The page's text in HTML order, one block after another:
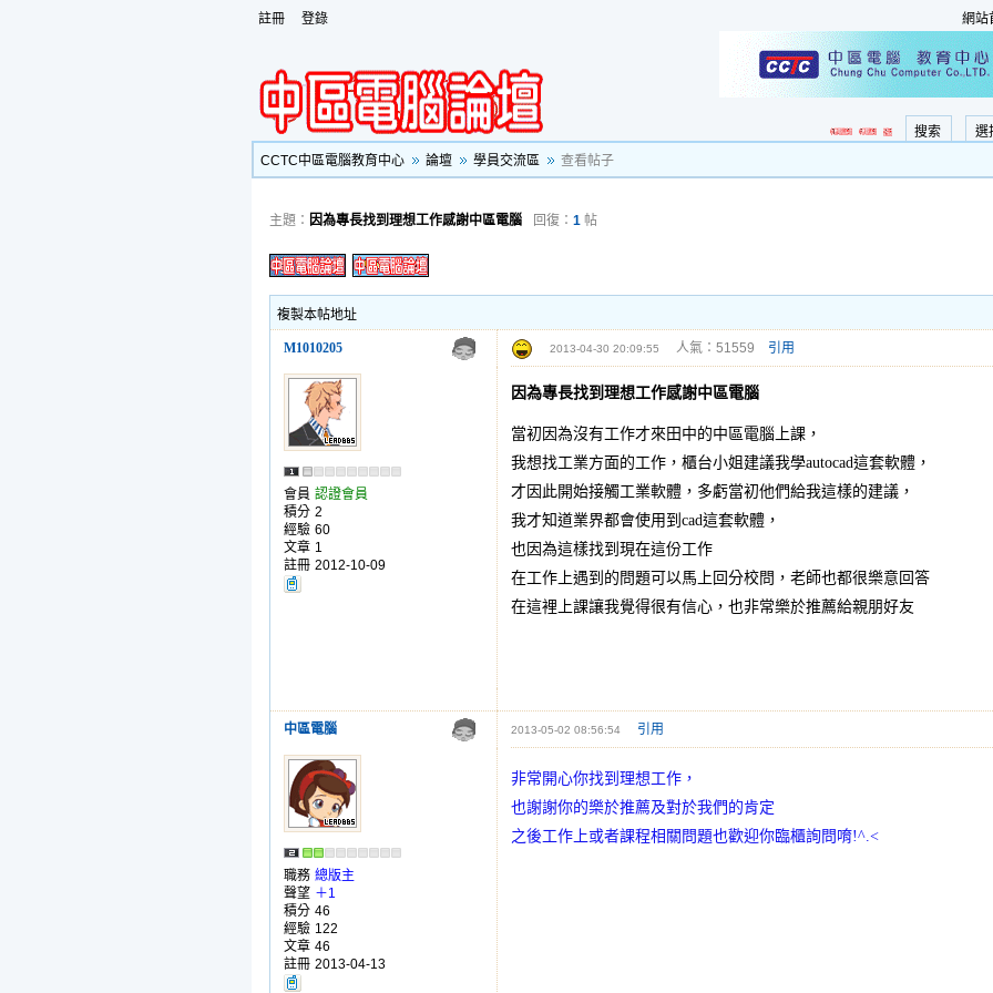
註冊 登錄 網站
選
搜索
CCTC中區電腦教育中心
論壇 學員交流區 查看帖子
主題： 因為專長找到理想工作感謝中區電腦 回復： 1 帖
複製本帖地址
M1010205 2013-04-30 20:09:55 人氣：51559 引用
會員 認證會員
積分 2
經驗 60
文章 1
註冊 2012-10-09
因為專長找到理想工作感謝中區電腦
當初因為沒有工作才來田中的中區電腦上課，
我想找工業方面的工作，櫃台小姐建議我學autocad這套軟體，
才因此開始接觸工業軟體，多虧當初他們給我這樣的建議，
我才知道業界都會使用到cad這套軟體，
也因為這樣找到現在這份工作
在工作上遇到的問題可以馬上回分校問，老師也都很樂意回答
在這裡上課讓我覺得很有信心，也非常樂於推薦給親朋好友
中區電腦 2013-05-02 08:56:54 引用
職務 總版主
聲望 ＋1
積分 46
經驗 122
文章 46
註冊 2013-04-13
非常開心你找到理想工作，
也謝謝你的樂於推薦及對於我們的肯定
之後工作上或者課程相關問題也歡迎你臨櫃詢問唷!^.<